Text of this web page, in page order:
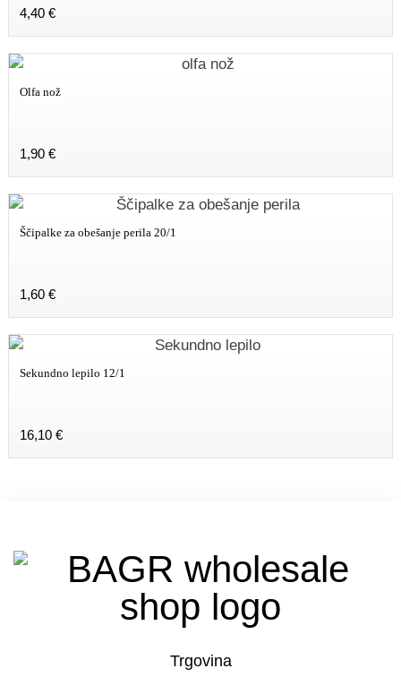
4,40 €
Olfa nož
1,90 €
Ščipalke za obešanje perila 20/1
1,60 €
Sekundno lepilo 12/1
16,10 €
Trgovina